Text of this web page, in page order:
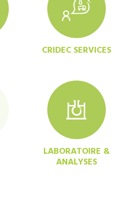
CRIDEC SERVICES
LABORATOIRE &
ANALYSES